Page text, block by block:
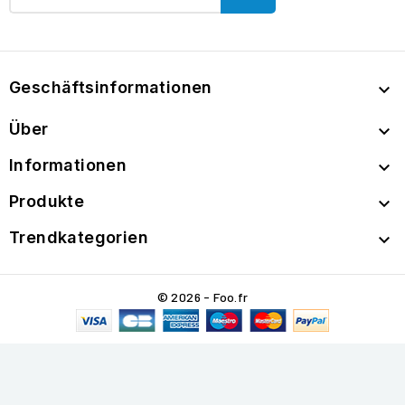
Geschäftsinformationen 
Über 
Informationen 
Produkte 
Trendkategorien 
© 2026 - Foo.fr